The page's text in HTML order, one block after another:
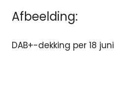
Afbeelding:
DAB+-dekking per 18 juni